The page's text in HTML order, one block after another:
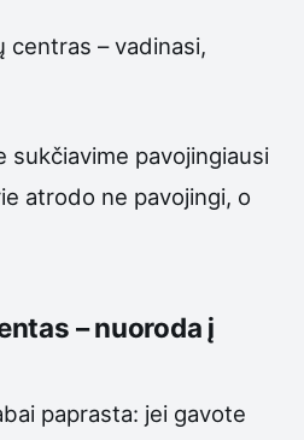
centras – vadinasi,
sukčiavime pavojingiausi
atrodo ne pavojingi, o
– nuoroda į
paprasta: jei gavote